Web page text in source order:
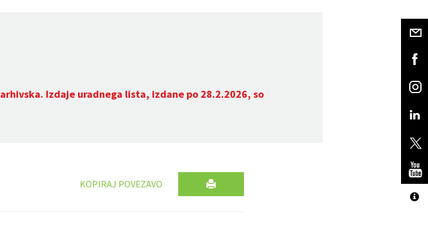
arhivska. Izdaje uradnega lista, izdane po 28.2.2026, so
KOPIRAJ POVEZAVO